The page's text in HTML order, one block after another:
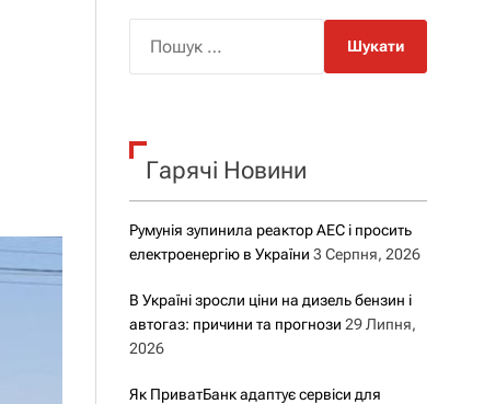
р
о
у
к
Гарячі Новини
Румунія зупинила реактор АЕС і просить
електроенергію в України 3 Серпня, 2026
В Україні зросли ціни на дизель бензин і
автогаз: причини та прогнози 29 Липня,
2026
Як ПриватБанк адаптує сервіси для